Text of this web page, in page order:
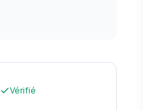
Vérifié